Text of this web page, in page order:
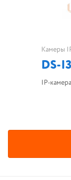
Камеры
DS-
IP-